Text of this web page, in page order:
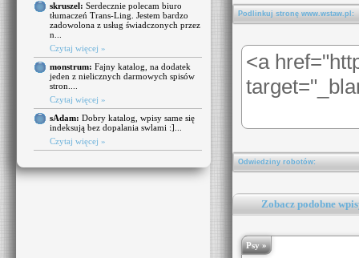
skruszel: Serdecznie polecam biuro
tłumaczeń Trans-Ling. Jestem bardzo
zadowolona z usług świadczonych przez
n...
Czytaj więcej »
monstrum: Fajny katalog, na dodatek
jeden z nielicznych darmowych spisów
stron....
Czytaj więcej »
sAdam: Dobry katalog, wpisy same się
indeksują bez dopalania swlami :]...
Czytaj więcej »
Podlinkuj stronę www.wstaw.pl:
Odwiedziny robotów:
Zobacz podobne
Psy »